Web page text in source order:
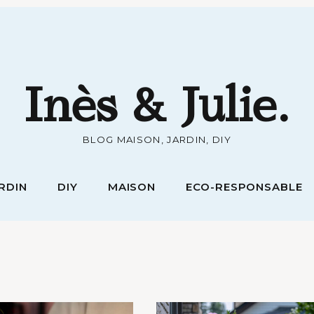
Inès & Julie.
BLOG MAISON, JARDIN, DIY
DIY MAISON ECO-RESPONSABLE